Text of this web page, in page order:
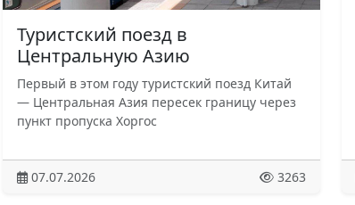
Туристский поезд в
Центральную Азию
Первый в этом году туристский поезд Китай
— Центральная Азия пересек границу через
пункт пропуска Хоргос
07.07.2026 3263